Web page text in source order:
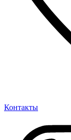
Контакты